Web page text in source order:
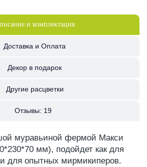
и комплектация
Доставка и Оплата
Декор в подарок
Другие расцветки
Отзывы: 19
муравьиной фермой Макси
мм), подойдет как для
для опытных мирмикиперов.